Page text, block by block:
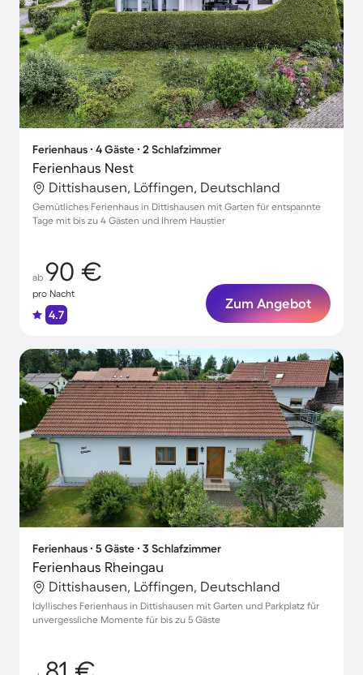
Ferienhaus ∙ 4 Gäste ∙ 2 Schlafzimmer
Ferienhaus Nest
Dittishausen, Löffingen, Deutschland
Gemütliches Ferienhaus in Dittishausen mit Garten für entspannte
Tage mit bis zu 4 Gästen und Ihrem Haustier
ab 90 €
pro Nacht
4.7
Zum Angebot
Ferienhaus ∙ 5 Gäste ∙ 3 Schlafzimmer
Ferienhaus Rheingau
Dittishausen, Löffingen, Deutschland
Idyllisches Ferienhaus in Dittishausen mit Garten und Parkplatz für
unvergessliche Momente für bis zu 5 Gäste